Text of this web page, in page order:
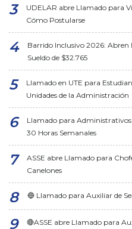
UDELAR abre Llamado para
Cómo Postularse
Barrido Inclusivo 2026: Abren
Sueldo de $32.765
Llamado en UTE para
Unidades de la Administración
Llamado para Administrativos
30 Horas Semanales
ASSE abre Llamado para
Canelones
🔵 Llamado para Auxiliar de
🔴ASSE abre Llamado para